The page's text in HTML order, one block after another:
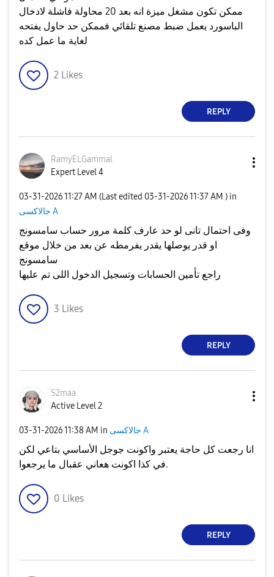
ممكن تكون مشغل ميزة انه بعد 20 محاولة فاشلة لادخال
الباسورد يعمل ضبط مصنع تلقائي فممكن حد حاول يفتحه
لغاية ما عمل كده
2 Likes
REPLY
RamyELGammal
Expert Level 4
‎03-31-202611:27 AM (Last edited ‎03-31-202611:37 AM ) in
جالاكسى A
وفى احتمال تانى لو حد عارف كلمة مرور حساب سامسونج
او قدر يوصلها يقدر يفرمطه عن بعد من خلال موقع
سامسونج
راجع تأمين الحسابات وتسجيل الدخول اللى تم عليها
3 Likes
REPLY
S2maa
Active Level 2
‎03-31-202611:38 AM in جالاكسى A
انا رجعت كل حاجة يعتبر واكونت جوجل الأساسي بتاعي لكن
في كذا اكونت هعاني عقبال ما يرجعوا.
0 Likes
REPLY